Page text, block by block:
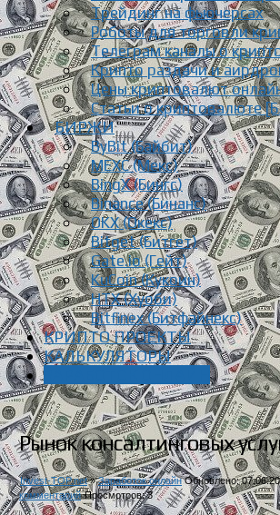
Трейдинг на фьючерсах
Роботы для торговли
Телеграм каналы о
Крипто раздачи и
Цены криптовалют
Статьи о криптовалюте
БИРЖИ
ByBit (Байбит)
MEXC (Мекс)
BingX (Бингс)
Binance (Бинанс)
OKX (Окекс)
Bitget (Битгет)
Gate.io (Гейт)
KuCoin (Кукоин)
HTX (Хуоби)
Bitfinex (Битфайнекс)
КРИПТО ПРОЕКТЫ
КАЛЬКУЛЯТОРЫ
Рынок консалтинговых
Invest-TOP.net»Заработок онлайн Обновлено:
комментарий Просмотров: 3